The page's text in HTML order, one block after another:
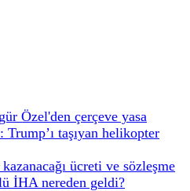
Özel'den çerçeve yasa
taşıyan helikopter
ücreti ve sözleşme
İHA nereden geldi?